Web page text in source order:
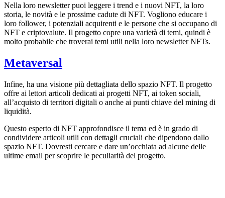
Nella loro newsletter puoi leggere i trend e i nuovi NFT, la loro
storia, le novità e le prossime cadute di NFT. Vogliono educare i
loro follower, i potenziali acquirenti e le persone che si occupano di
NFT e criptovalute. Il progetto copre una varietà di temi, quindi è
molto probabile che troverai temi utili nella loro newsletter NFTs.
Metaversal
Infine, ha una visione più dettagliata dello spazio NFT. Il progetto
offre ai lettori articoli dedicati ai progetti NFT, ai token sociali,
all’acquisto di territori digitali o anche ai punti chiave del mining di
liquidità.
Questo esperto di NFT approfondisce il tema ed è in grado di
condividere articoli utili con dettagli cruciali che dipendono dallo
spazio NFT. Dovresti cercare e dare un’occhiata ad alcune delle
ultime email per scoprire le peculiarità del progetto.